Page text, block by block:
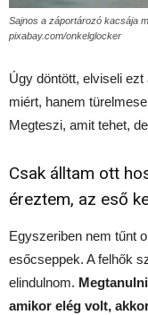
Sajnos a záportározó kacsája
pixabay.com/onkelglocker
Úgy döntött, elviseli
miért, hanem
Megteszi, amit tehet,
Csak álltam ott
éreztem, az eső
Egyszeriben nem tűnt
esőcseppek. A felhők
elindulnom.
amikor elég volt,